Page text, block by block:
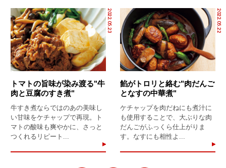
2022.05.23
トマトの旨味が染み渡る"牛
肉と豆腐のすき煮"
牛すき煮ならではのあの美味し
い甘味をケチャップで再現。ト
マトの酸味も爽やかに、さっと
つくれるリピート...
2022.05.22
餡がトロリと絡む"肉だんご
となすの中華煮"
ケチャップを肉だねにも煮汁に
も使用することで、大ぶりな肉
だんごがふっくら仕上がりま
す。なすにも相性よ...